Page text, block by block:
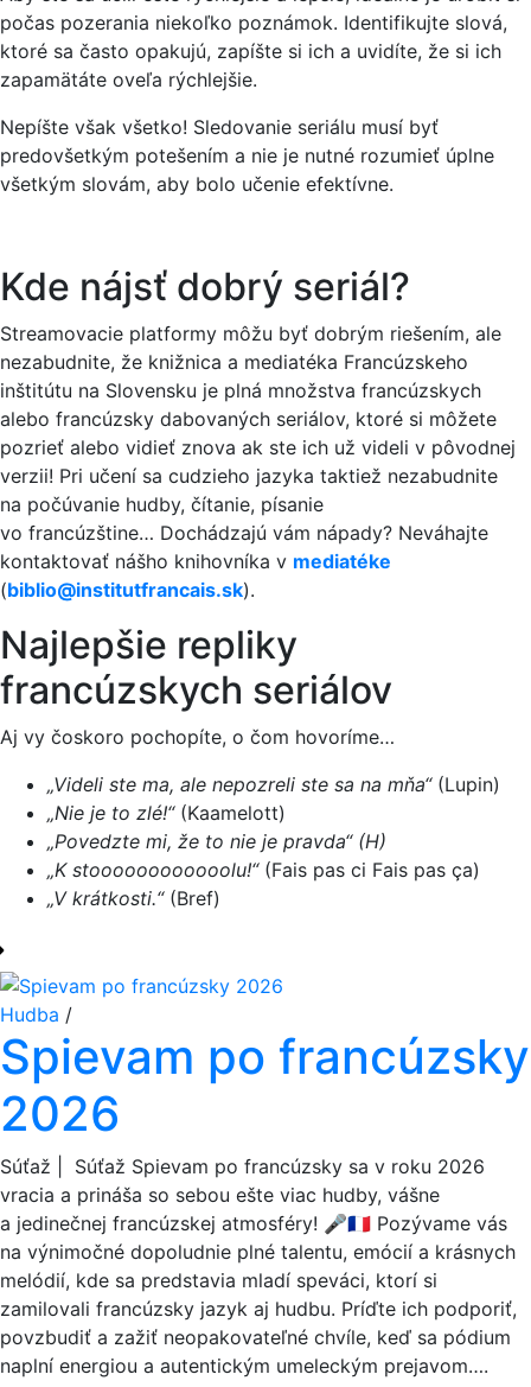
počas pozerania niekoľko poznámok. Identifikujte slová,
ktoré sa často opakujú, zapíšte si ich a uvidíte, že si ich
zapamätáte oveľa rýchlejšie.
Nepíšte však všetko! Sledovanie seriálu musí byť
predovšetkým potešením a nie je nutné rozumieť úplne
všetkým slovám, aby bolo učenie efektívne.
Kde nájsť dobrý seriál?
Streamovacie platformy môžu byť dobrým riešením, ale
nezabudnite, že knižnica a mediatéka Francúzskeho
inštitútu na Slovensku je plná množstva francúzskych
alebo francúzsky dabovaných seriálov, ktoré si môžete
pozrieť alebo vidieť znova ak ste ich už videli v pôvodnej
verzii! Pri učení sa cudzieho jazyka taktiež nezabudnite
na počúvanie hudby, čítanie, písanie
vo francúzštine… Dochádzajú vám nápady? Neváhajte
kontaktovať nášho knihovníka v mediatéke
(biblio@institutfrancais.sk).
Najlepšie repliky
francúzskych seriálov
Aj vy čoskoro pochopíte, o čom hovoríme…
„Videli ste ma, ale nepozreli ste sa na mňa“ (Lupin)
„Nie je to zlé!“ (Kaamelott)
„Povedzte mi, že to nie je pravda“ (H)
„K stoooooooooooolu!“ (Fais pas ci Fais pas ça)
„V krátkosti.“ (Bref)
Hudba /
Spievam po francúzsky
2026
Súťaž | Súťaž Spievam po francúzsky sa v roku 2026
vracia a prináša so sebou ešte viac hudby, vášne
a jedinečnej francúzskej atmosféry! 🎤🇫🇷 Pozývame vás
na výnimočné dopoludnie plné talentu, emócií a krásnych
melódií, kde sa predstavia mladí speváci, ktorí si
zamilovali francúzsky jazyk aj hudbu. Príďte ich podporiť,
povzbudiť a zažiť neopakovateľné chvíle, keď sa pódium
naplní energiou a autentickým umeleckým prejavom….